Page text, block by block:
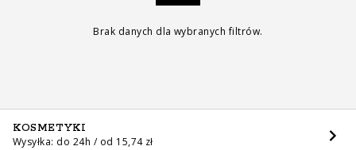
Brak danych dla wybranych filtrów.
KOSMETYKI
Wysyłka: do 24h / od 15,74 zł